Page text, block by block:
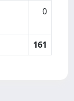
0
161